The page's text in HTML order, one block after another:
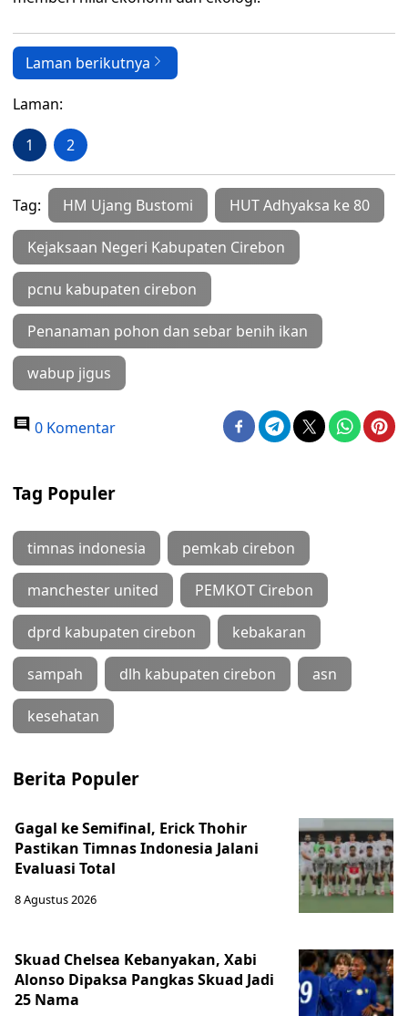
Laman berikutnya
Laman:
1 2
Tag: HM Ujang Bustomi HUT Adhyaksa ke 80
Kejaksaan Negeri Kabupaten Cirebon
pcnu kabupaten cirebon
Penanaman pohon dan sebar benih ikan
wabup jigus
0 Komentar
Tag Populer
timnas indonesia pemkab cirebon
manchester united PEMKOT Cirebon
dprd kabupaten cirebon kebakaran
sampah dlh kabupaten cirebon asn
kesehatan
Berita Populer
Gagal ke Semifinal, Erick Thohir
Pastikan Timnas Indonesia Jalani
Evaluasi Total
8 Agustus 2026
Skuad Chelsea Kebanyakan, Xabi
Alonso Dipaksa Pangkas Skuad Jadi
25 Nama